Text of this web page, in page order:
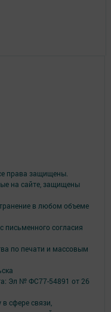
права защищены.
на сайте, защищены
в любом объеме
письменного согласия
по печати и массовым
Эл № ФС77-54891 от 26
сфере связи,